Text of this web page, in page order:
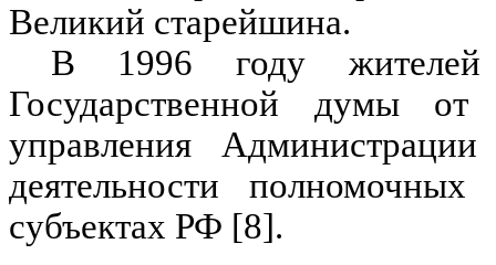
Великий старейшина.
В 1996 году жителей
Государственной думы
управления
деятельности
субъектах РФ [8].